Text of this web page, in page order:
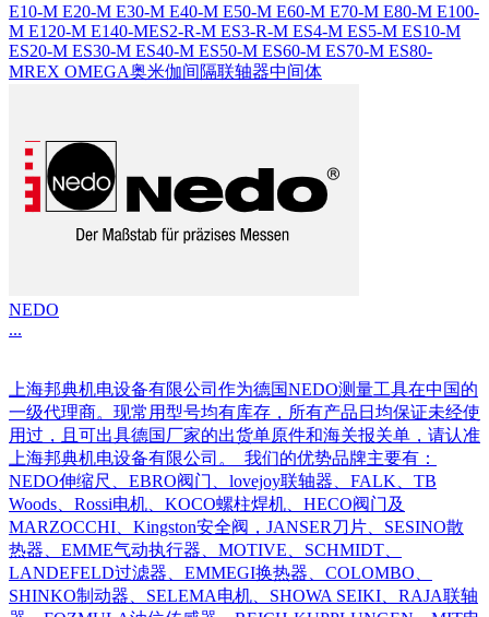
E10-M E20-M E30-M E40-M E50-M E60-M E70-M E80-M E100-
M E120-M E140-MES2-R-M ES3-R-M ES4-M ES5-M ES10-M
ES20-M ES30-M ES40-M ES50-M ES60-M ES70-M ES80-
MREX OMEGA奥米伽间隔联轴器中间体
NEDO
...
上海邦典机电设备有限公司作为德国NEDO测量工具在中国的
一级代理商。现常用型号均有库存，所有产品日均保证未经使
用过，且可出具德国厂家的出货单原件和海关报关单，请认准
上海邦典机电设备有限公司。 我们的优势品牌主要有：
NEDO伸缩尺、EBRO阀门、lovejoy联轴器、FALK、TB
Woods、Rossi电机、KOCO螺柱焊机、HECO阀门及
MARZOCCHI、Kingston安全阀，JANSER刀片、SESINO散
热器、EMME气动执行器、MOTIVE、SCHMIDT、
LANDEFELD过滤器、EMMEGI换热器、COLOMBO、
SHINKO制动器、SELEMA电机、SHOWA SEIKI、RAJA联轴